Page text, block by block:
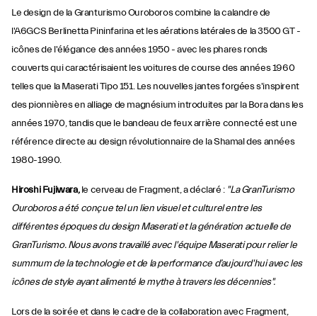
Le design de la Granturismo Ouroboros combine la calandre de
l'A6GCS Berlinetta Pininfarina et les aérations latérales de la 3500 GT -
icônes de l'élégance des années 1950 - avec les phares ronds
couverts qui caractérisaient les voitures de course des années 1960
telles que la Maserati Tipo 151. Les nouvelles jantes forgées s'inspirent
des pionnières en alliage de magnésium introduites par la Bora dans les
années 1970, tandis que le bandeau de feux arrière connecté est une
référence directe au design révolutionnaire de la Shamal des années
1980-1990.
Hiroshi Fujiwara,le cerveau de Fragment, a déclaré : "La GranTurismo
Ouroboros a été conçue tel un lien visuel et culturel entre les
différentes époques du design Maserati et la génération actuelle de
GranTurismo. Nous avons travaillé avec l'équipe Maserati pour relier le
summum de la technologie et de la performance d’aujourd'hui avec les
icônes de style ayant alimenté le mythe à travers les décennies".
Lors de la soirée et dans le cadre de la collaboration avec Fragment,